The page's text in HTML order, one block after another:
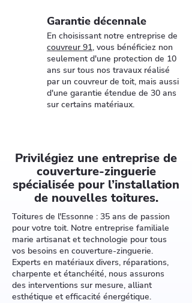
Garantie décennale
En choisissant notre entreprise de
couvreur 91, vous bénéficiez non
seulement d'une protection de 10
ans sur tous nos travaux réalisé
par un couvreur de toit, mais aussi
d'une garantie étendue de 30 ans
sur certains matériaux.
Privilégiez une entreprise de
couverture-zinguerie
spécialisée pour l’installation
de nouvelles toitures.
Toitures de l'Essonne : 35 ans de passion
pour votre toit. Notre entreprise familiale
marie artisanat et technologie pour tous
vos besoins en couverture-zinguerie.
Experts en matériaux divers, réparations,
charpente et étanchéité, nous assurons
des interventions sur mesure, alliant
esthétique et efficacité énergétique.